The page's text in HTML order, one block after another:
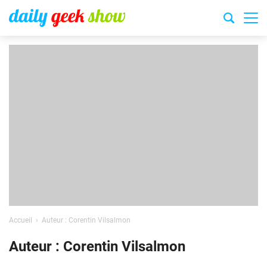
Accueil Auteur : Corentin Vilsalmon
Auteur : Corentin Vilsalmon